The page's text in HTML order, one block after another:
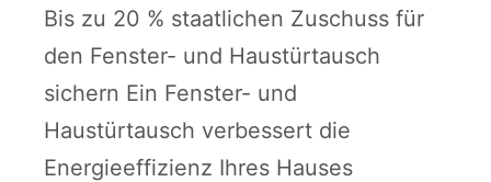
Bis zu 20 % staatlichen Zuschuss für
den Fenster- und Haustürtausch
sichern Ein Fenster- und
Haustürtausch verbessert die
Energieeffizienz Ihres Hauses